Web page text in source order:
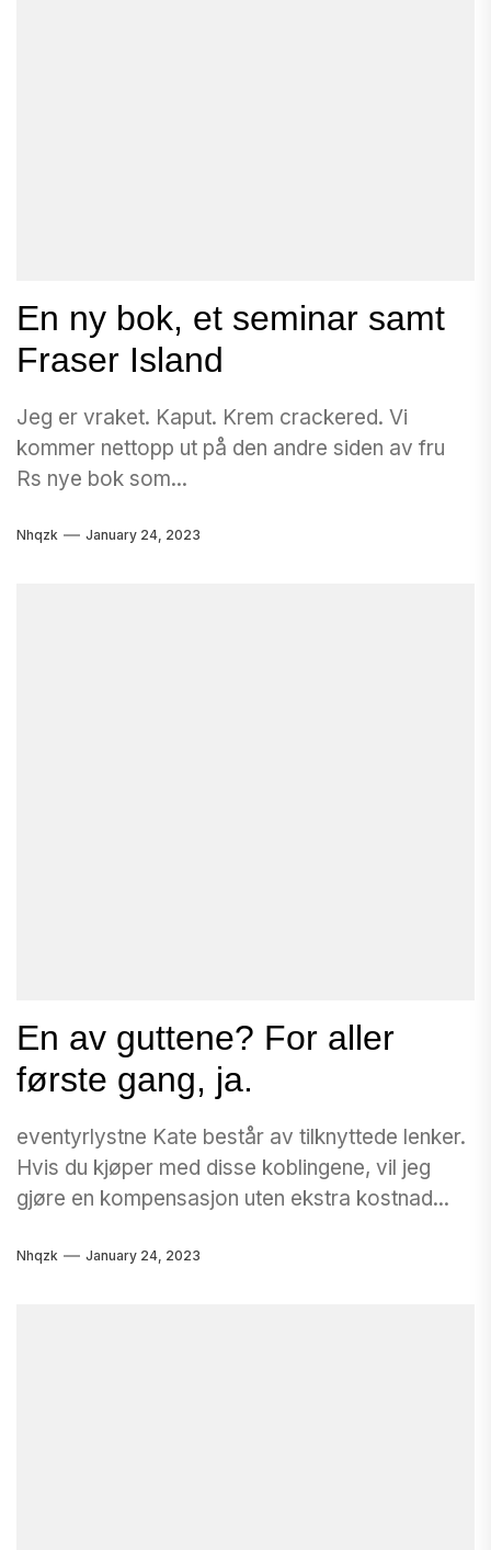
En ny bok, et seminar samt
Fraser Island
Jeg er vraket. Kaput. Krem crackered. Vi
kommer nettopp ut på den andre siden av fru
Rs nye bok som...
Nhqzk January 24, 2023
En av guttene? For aller
første gang, ja.
eventyrlystne Kate består av tilknyttede lenker.
Hvis du kjøper med disse koblingene, vil jeg
gjøre en kompensasjon uten ekstra kostnad...
Nhqzk January 24, 2023